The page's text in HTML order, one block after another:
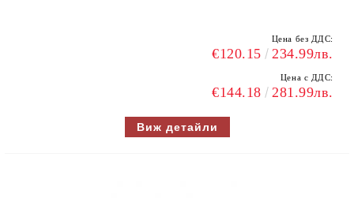
Цена без ДДС:
€120.15 234.99лв.
Цена с ДДС:
€144.18 281.99лв.
Виж детайли